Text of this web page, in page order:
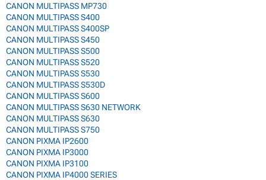
CANON MULTIPASS MP730
CANON MULTIPASS S400
CANON MULTIPASS S400SP
CANON MULTIPASS S450
CANON MULTIPASS S500
CANON MULTIPASS S520
CANON MULTIPASS S530
CANON MULTIPASS S530D
CANON MULTIPASS S600
CANON MULTIPASS S630 NETWORK
CANON MULTIPASS S630
CANON MULTIPASS S750
CANON PIXMA IP2600
CANON PIXMA IP3000
CANON PIXMA IP3100
CANON PIXMA IP4000 SERIES